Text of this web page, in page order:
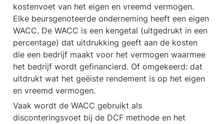
kostenvoet van het eigen en vreemd vermogen.
Elke beursgenoteerde onderneming heeft een eigen
WACC. De WACC is een kengetal (uitgedrukt in een
percentage) dat uitdrukking geeft aan de kosten
die een bedrijf maakt voor het vermogen waarmee
het bedrijf wordt gefinancierd. Of omgekeerd: dat
uitdrukt wat het geëiste rendement is op het eigen
en vreemd vermogen.
Vaak wordt de WACC gebruikt als
disconteringsvoet bij de DCF methode en het